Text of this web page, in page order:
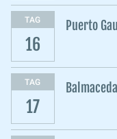
TAG
16
Puerto
TAG
17